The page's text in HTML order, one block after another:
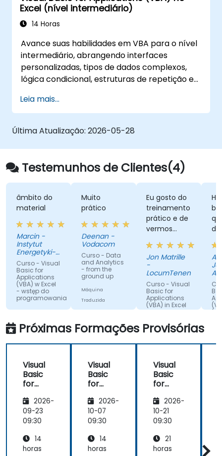
Excel (nível intermediário)
14 Horas
Avance suas habilidades em VBA para o nível
intermediário, abrangendo interfaces
personalizadas, tipos de dados complexos,
lógica condicional, estruturas de repetição e
treinamento prático de VBA no Excel ensina
tratamento robusto de erros, otimização de
desempenho, formulários do VBA
(UserForms) e automação de fluxos de
trabalho por meio de exercícios do mundo
real — preenchendo a lacuna entre macros
básicas e soluções avançadas de automação
para analistas de dados, profissionais de
relatórios e usuários de negócios que buscam
recursos de planilhas empresariais.
Leia mais...
Última Atualização: 2026-05-28
Testemunhos de Clientes(4)
âmbito do
material
Marcin -
Instytut
Energetyki-
Panstwowy
Instytut
Badawczy
Curso - Visual
Basic for
Applications
(VBA) w Excel
- wstęp do
programowania
Traduzida
Muito
prático
Deenan -
Vodacom
Curso - Data
and Analytics
- from the
ground up
Máquina
Traduzida
Eu gosto do
treinamento
prático e de
vermos
resolvendo
problemas
na hora.
Jon Matrille
-
LocumTenens.com
Curso - Visual
Basic for
Applications
(VBA) in Excel
- Advanced
Máquina
de
o
Próximas Formações Provisórias
Visual
Basic
for
tions
(VBA)
no
(nível
interme
2026-
09-23
09:30
14
horas
Visual
Basic
for
tions
(VBA)
em
Avança
do
2026-
10-07
09:30
14
horas
Visual
Basic
for
tions
(VBA)
no
Introdu
ção à
2026-
10-21
09:30
21
horas